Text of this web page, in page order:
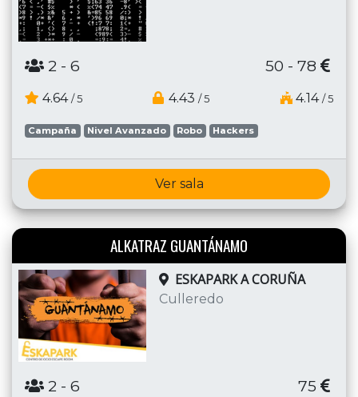
2 - 6 50 - 78
4.64 / 5 4.43 / 5 4.14 / 5
Campaña Nivel Avanzado Robo Hackers
Ver sala
ALKATRAZ GUANTÁNAMO
ESKAPARK A CORUÑA
Culleredo
2 - 6 75